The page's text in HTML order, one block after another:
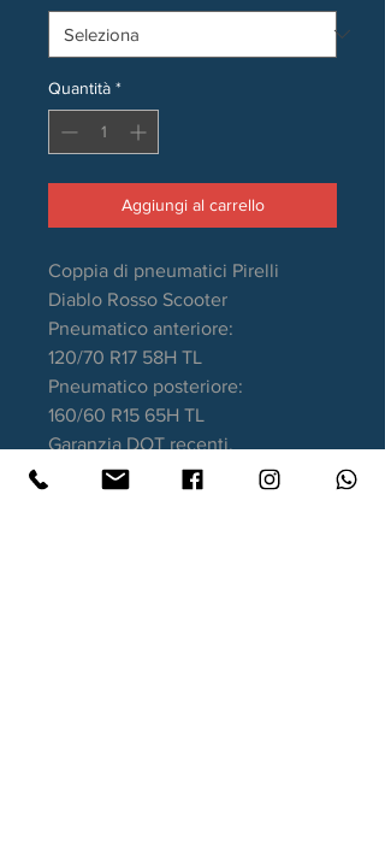
Quantità *
Aggiungi al carrello
Coppia di pneumatici Pirelli
Diablo Rosso Scooter
Pneumatico anteriore:
120/70 R17 58H TL
Pneumatico posteriore:
160/60 R15 65H TL
Garanzia DOT recenti.